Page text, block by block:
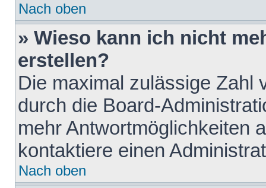
Nach oben
» Wieso kann ich nicht
erstellen?
Die maximal zulässige Zahl
durch die Board-
mehr Antwortmöglichkeiten
kontaktiere einen
Nach oben